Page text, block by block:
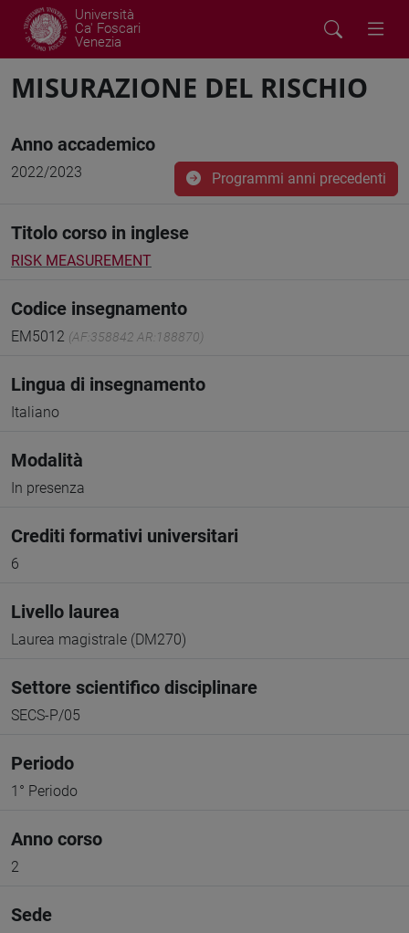
Università
Ca' Foscari
Venezia
MISURAZIONE DEL RISCHIO
Anno accademico
2022/2023 Programmi anni precedenti
Titolo corso in inglese
RISK MEASUREMENT
Codice insegnamento
EM5012 (AF:358842 AR:188870)
Lingua di insegnamento
Italiano
Modalità
In presenza
Crediti formativi universitari
6
Livello laurea
Laurea magistrale (DM270)
Settore scientifico disciplinare
SECS-P/05
Periodo
1° Periodo
Anno corso
2
Sede